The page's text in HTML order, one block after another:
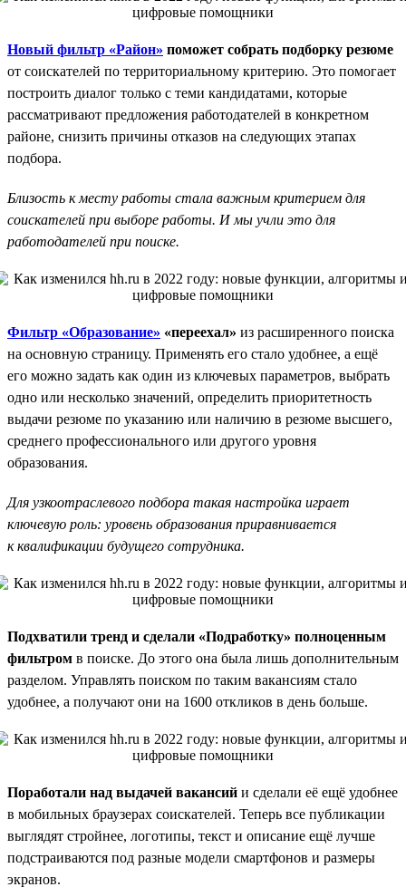
Новый фильтр «Район» поможет собрать подборку резюме
от соискателей по территориальному критерию. Это помогает
построить диалог только с теми кандидатами, которые
рассматривают предложения работодателей в конкретном
районе, снизить причины отказов на следующих этапах
подбора.
Близость к месту работы стала важным критерием для
соискателей при выборе работы. И мы учли это для
работодателей при поиске.
Фильтр «Образование» «переехал» из расширенного поиска
на основную страницу. Применять его стало удобнее, а ещё
его можно задать как один из ключевых параметров, выбрать
одно или несколько значений, определить приоритетность
выдачи резюме по указанию или наличию в резюме высшего,
среднего профессионального или другого уровня
образования.
Для узкоотраслевого подбора такая настройка играет
ключевую роль: уровень образования приравнивается
к квалификации будущего сотрудника.
Подхватили тренд и сделали «Подработку» полноценным
фильтром в поиске. До этого она была лишь дополнительным
разделом. Управлять поиском по таким вакансиям стало
удобнее, а получают они на 1600 откликов в день больше.
Поработали над выдачей вакансий и сделали её ещё удобнее
в мобильных браузерах соискателей. Теперь все публикации
выглядят стройнее, логотипы, текст и описание ещё лучше
подстраиваются под разные модели смартфонов и размеры
экранов.